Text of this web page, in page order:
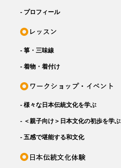
- プロフィール
- 箏・三味線
- 着物・着付け
- 様々な日本伝統文化を学ぶ
- ＜親子向け＞日本文化の初歩を学ぶ
- 五感で堪能する和文化